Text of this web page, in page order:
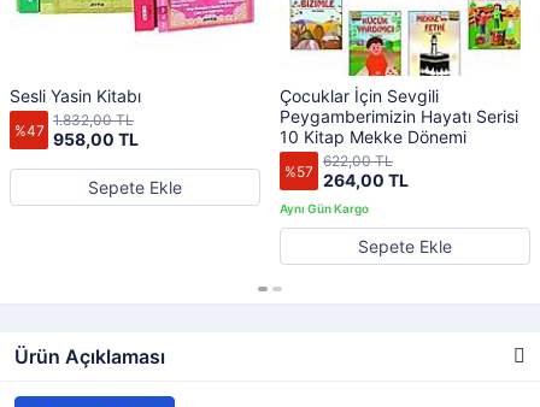
Sesli Yasin Kitabı
%47 958,00 TL
1.832,00 TL
Sepete Ekle
Çocuklar İçin Sevgili
Peygamberimizin Hayatı Serisi
10 Kitap Mekke Dönemi
%57 264,00 TL
622,00 TL
Sepete Ekle
Ürün Açıklaması